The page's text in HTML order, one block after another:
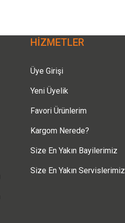
HİZMETLER
Üye Girişi
Yeni Üyelik
Favori Ürünlerim
Kargom Nerede?
Size En Yakın Bayilerimiz
Size En Yakın Servislerimiz